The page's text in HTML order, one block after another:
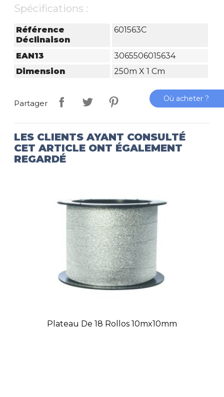
Spécifications :
Référence
Déclinaison
601563C
EAN13
3065506015634
Dimension
250m X 1 Cm
Partager
LES CLIENTS AYANT CONSULTÉ
CET ARTICLE ONT ÉGALEMENT
REGARDÉ
Plateau De 18 Rollos 10mx10mm
Où acheter ?